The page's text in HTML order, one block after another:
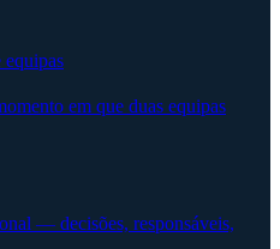
equipas
em que duas equipas
— decisões, responsáveis,